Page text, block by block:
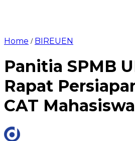
Home / BIREUEN
Panitia SPMB
Rapat
CAT